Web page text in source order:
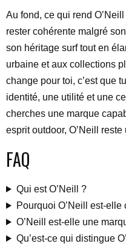
Au fond, ce qui rend
rester cohérente malgré
son héritage surf tout en
urbaine et aux collections
change pour toi, c’est que
identité, une utilité et une
cherches une marque
esprit outdoor, O’Neill
FAQ
Qui est O’Neill ?
Pourquoi O’Neill est-elle
O’Neill est-elle une
Qu’est-ce qui distingue